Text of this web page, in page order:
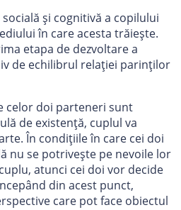
și cognitivă a copilului
în care acesta trăiește.
etapa de dezvoltare a
de echilibrul relației parinților
celor doi parteneri sunt
de existență, cuplul va
În condițiile în care cei doi
nu se potrivește pe nevoile lor
atunci cei doi vor decide
din acest punct,
care pot face obiectul